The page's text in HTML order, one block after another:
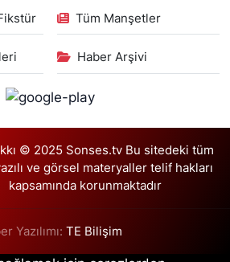
Tüm Manşetler
Haber Arşivi
© 2025 Sonses.tv Bu sitedeki tüm
ve görsel materyaller telif hakları
kapsamında korunmaktadır
Yazılımı: TE Bilişim